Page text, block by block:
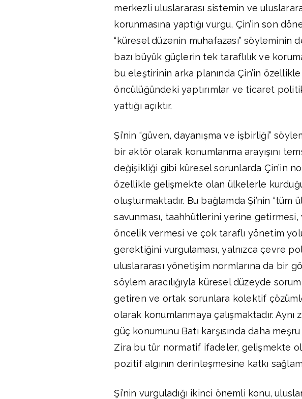
merkezli uluslararası sistemin ve
korunmasına yaptığı vurgu, Çin’in son
“küresel düzenin muhafazası” söyleminin
bazı büyük güçlerin tek taraflılık ve
bu eleştirinin arka planında Çin’in
öncülüğündeki yaptırımlar ve ticaret
yattığı açıktır.
Şi’nin “güven, dayanışma ve işbirliği”
bir aktör olarak konumlanma arayışını
değişikliği gibi küresel sorunlarda Çin’in
özellikle gelişmekte olan ülkelerle
oluşturmaktadır. Bu bağlamda Şi’nin
savunması, taahhütlerini yerine
öncelik vermesi ve çok taraflı yönetim
gerektiğini vurgulaması, yalnızca çevre
uluslararası yönetişim normlarına da bir
söylem aracılığıyla küresel düzeyde
getiren ve ortak sorunlara kolektif
olarak konumlanmaya çalışmaktadır. Aynı
güç konumunu Batı karşısında daha
Zira bu tür normatif ifadeler, gelişmekte
pozitif algının derinleşmesine katkı
Şi’nin vurguladığı ikinci önemli konu,